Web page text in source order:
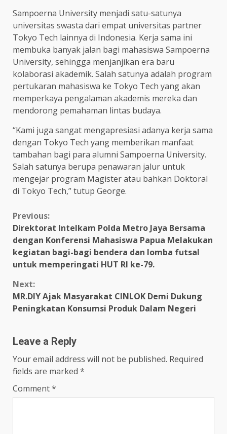
Sampoerna University menjadi satu-satunya
universitas swasta dari empat universitas partner
Tokyo Tech lainnya di Indonesia. Kerja sama ini
membuka banyak jalan bagi mahasiswa Sampoerna
University, sehingga menjanjikan era baru
kolaborasi akademik. Salah satunya adalah program
pertukaran mahasiswa ke Tokyo Tech yang akan
memperkaya pengalaman akademis mereka dan
mendorong pemahaman lintas budaya.
“Kami juga sangat mengapresiasi adanya kerja sama
dengan Tokyo Tech yang memberikan manfaat
tambahan bagi para alumni Sampoerna University.
Salah satunya berupa penawaran jalur untuk
mengejar program Magister atau bahkan Doktoral
di Tokyo Tech,” tutup George.
Continue
Reading
Previous:
Direktorat Intelkam Polda Metro Jaya Bersama
dengan Konferensi Mahasiswa Papua Melakukan
kegiatan bagi-bagi bendera dan lomba futsal
untuk memperingati HUT RI ke-79.
Next:
MR.DIY Ajak Masyarakat CINLOK Demi Dukung
Peningkatan Konsumsi Produk Dalam Negeri
Leave a Reply
Your email address will not be published. Required
fields are marked *
Comment*